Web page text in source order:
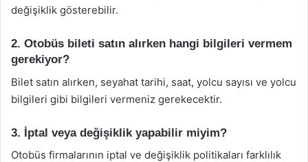
değişiklik gösterebilir.
2. Otobüs bileti satın alırken hangi bilgileri vermem
gerekiyor?
Bilet satın alırken, seyahat tarihi, saat, yolcu sayısı ve yolcu
bilgileri gibi bilgileri vermeniz gerekecektir.
3. İptal veya değişiklik yapabilir miyim?
Otobüs firmalarının iptal ve değişiklik politikaları farklılık